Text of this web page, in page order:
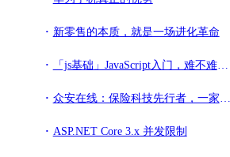
新零售的本质，就是一场进化革命
「js基础」JavaScript入门，难不难你来说
众安在线：保险科技先行者，一家在全国没有任何网点的保险公司
ASP.NET Core 3.x 并发限制